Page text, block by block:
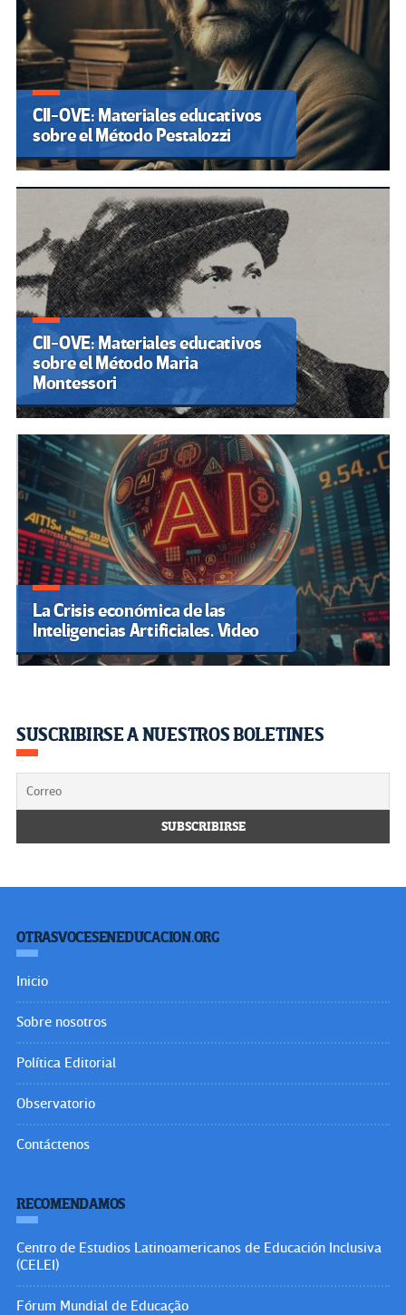
CII-OVE: Materiales educativos
sobre el Método Pestalozzi
CII-OVE: Materiales educativos
sobre el Método Maria
Montessori
La Crisis económica de las
Inteligencias Artificiales. Video
SUSCRIBIRSE A NUESTROS BOLETINES
OTRASVOCESENEDUCACION.ORG
Inicio
Sobre nosotros
Política Editorial
Observatorio
Contáctenos
RECOMENDAMOS
Centro de Estudios Latinoamericanos de Educación Inclusiva
(CELEI)
Fórum Mundial de Educação